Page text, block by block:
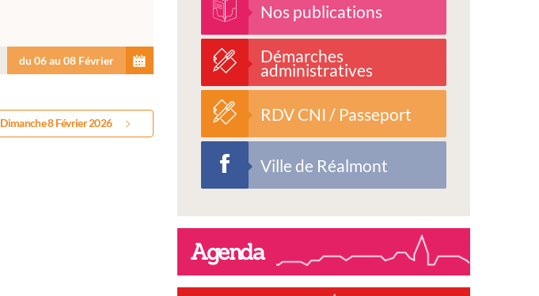
du 06 au 08 Février
Dimanche 8 Février 2026
Nos publications
Démarches
administratives
RDV CNI / Passeport
Ville de Réalmont
Agenda